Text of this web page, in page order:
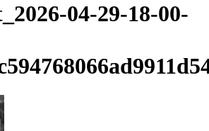
04-29-18-00-